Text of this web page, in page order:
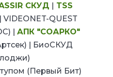
CКУД | TSS
| VIDEONET-QUEST
| АПК "СОАРКО"
| БиоСКУД
(Первый Бит)